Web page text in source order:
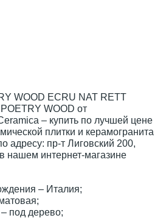
WOOD ECRU NAT RETT
WOOD от
– купить по лучшей цене
плитки и керамогранита
адресу: пр-т Лиговский 200,
нашем интернет-магазине
– Италия;
под дерево;